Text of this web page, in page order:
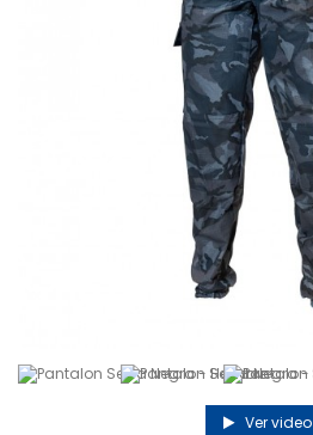
Ver video